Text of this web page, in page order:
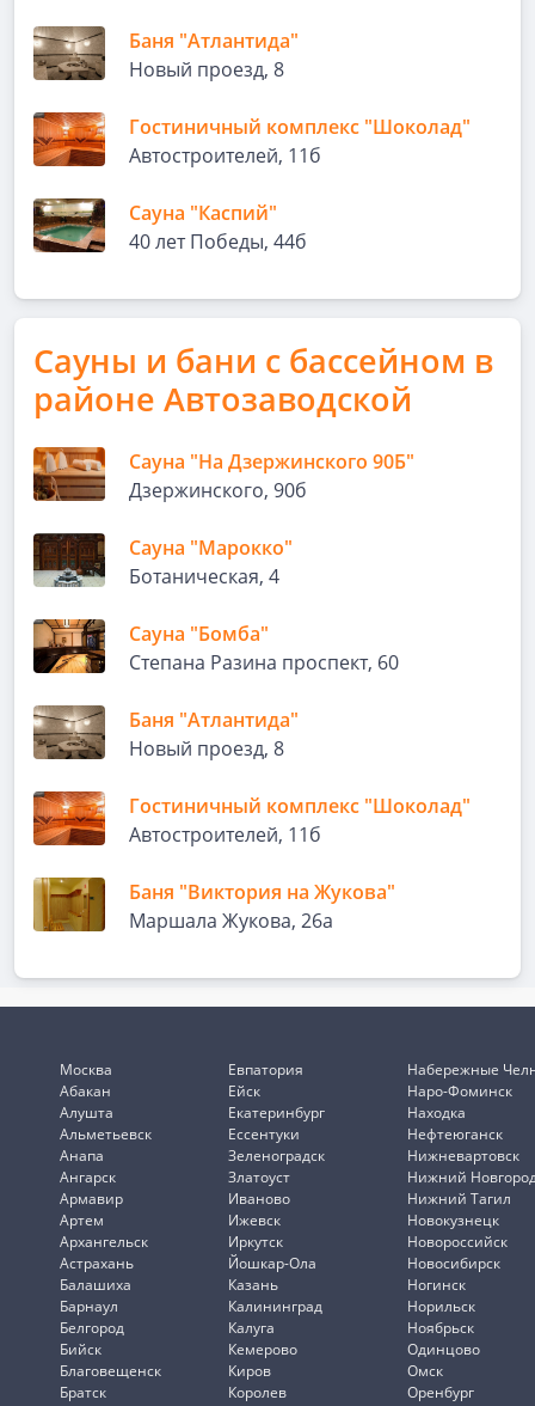
Баня "Атлантида"
Новый проезд, 8
Гостиничный комплекс "Шоколад"
Автостроителей, 11б
Сауна "Каспий"
40 лет Победы, 44б
Сауны и бани с бассейном в
районе Автозаводской
Сауна "На Дзержинского 90Б"
Дзержинского, 90б
Сауна "Марокко"
Ботаническая, 4
Сауна "Бомба"
Степана Разина проспект, 60
Баня "Атлантида"
Новый проезд, 8
Гостиничный комплекс "Шоколад"
Автостроителей, 11б
Баня "Виктория на Жукова"
Маршала Жукова, 26а
Москва
Абакан
Алушта
Альметьевск
Анапа
Ангарск
Армавир
Артем
Архангельск
Астрахань
Балашиха
Барнаул
Белгород
Бийск
Благовещенск
Братск
Евпатория
Ейск
Екатеринбург
Ессентуки
Зеленоградск
Златоуст
Иваново
Ижевск
Иркутск
Йошкар-Ола
Казань
Калининград
Калуга
Кемерово
Киров
Королев
Набережные
Наро-Фоминск
Находка
Нефтеюганск
Нижневартовск
Нижний
Нижний Тагил
Новокузнецк
Новороссийск
Новосибирск
Ногинск
Норильск
Ноябрьск
Одинцово
Омск
Оренбург